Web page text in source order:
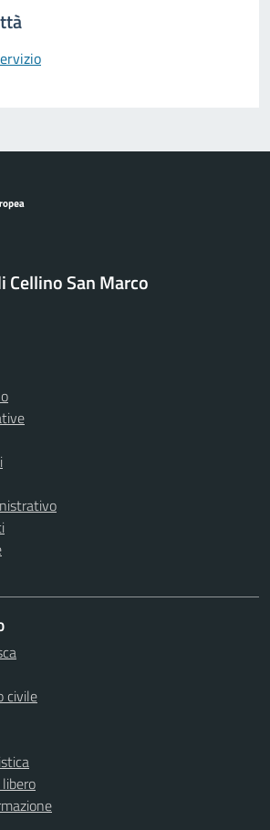
Cellino San Marco
civile